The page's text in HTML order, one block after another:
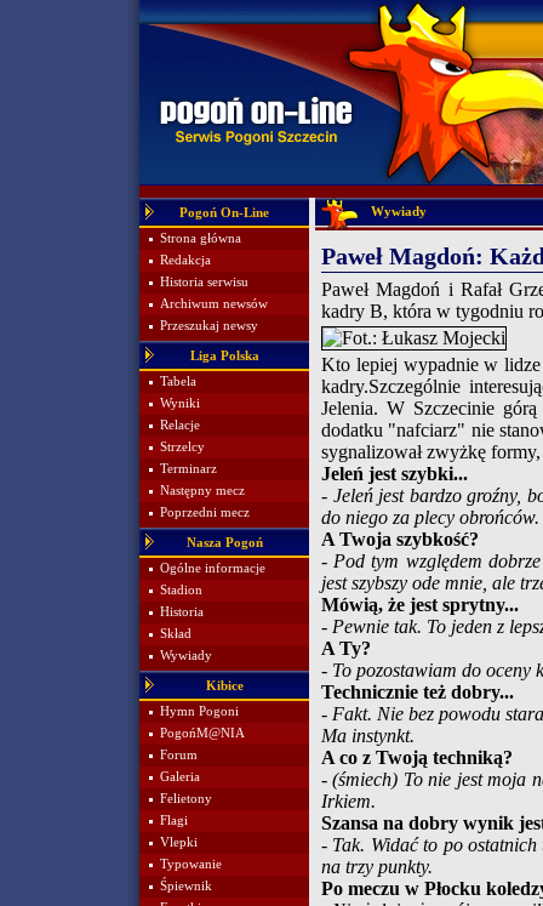
Pogoń On-Line
Strona główna
Redakcja
Historia serwisu
Archiwum newsów
Przeszukaj newsy
Liga Polska
Tabela
Wyniki
Relacje
Strzelcy
Terminarz
Następny mecz
Poprzedni mecz
Nasza Pogoń
Ogólne informacje
Stadion
Historia
Skład
Wywiady
Kibice
Hymn Pogoni
PogońM@NIA
Forum
Galeria
Felietony
Flagi
Vlepki
Typowanie
Śpiewnik
Wywiady
Paweł Magdoń:
Paweł Magdoń i Rafał
kadry B, która w tygodniu
Kto lepiej wypadnie w lidze
kadry.Szczególnie
Jelenia. W Szczecinie
dodatku "nafciarz" nie
sygnalizował zwyżkę
Jeleń jest szybki...
- Jeleń jest bardzo groźny,
do niego za plecy
A Twoja szybkość?
- Pod tym względem
jest szybszy ode mnie, ale
Mówią, że jest sprytny...
- Pewnie tak. To jeden z
A Ty?
- To pozostawiam do oceny
Technicznie też dobry...
- Fakt. Nie bez powodu
Ma instynkt.
A co z Twoją techniką?
- (śmiech) To nie jest moja
Irkiem.
Szansa na dobry wynik
- Tak. Widać to po
na trzy punkty.
Po meczu w Płocku